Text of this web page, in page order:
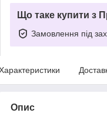
Що таке купити з
Замовлення під
Опис